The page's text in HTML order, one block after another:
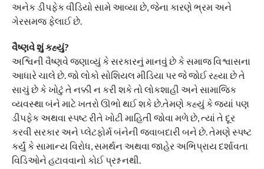
અનેક ડીપફેક વીડિયો સામે આવ્યા છે, જેના કારણે ભ્રમ અને
ગેરસમજ ફેલાઈ છે.
વૈષ્ણવે શું કહ્યું?
અશ્વિની વૈષ્ણવે જણાવ્યું કે સરકારનું માનવું છે કે સમાજ વિશ્વાસના
આધારે ચાલે છે. જો લોકો સોશિયલ મીડિયા પર જે જોઈ રહ્યા છે તે
સાચું છે કે ખોટું તે નક્કી ન કરી શકે તો લોકશાહી અને સામાજિક
વ્યવસ્થા બંને માટે ખતરો ઊભો થઈ શકે છે.તેમણે કહ્યું કે જ્યાં પણ
ડીપફેક અથવા સ્પષ્ટ રીતે ખોટી માહિતી જોવા મળે છે, ત્યાં તે દૂર
કરવી સરકાર અને પ્લેટફોર્મ બંનેની જવાબદારી બને છે. તેમણે સ્પષ્ટ
કર્યું કે સામાન્ય વિરોધ, સમર્થન અથવા જાહેર અભિપ્રાય દર્શાવતા
વિડિઓને હટાવવાનો કોઈ પ્રશ્ન નથી.